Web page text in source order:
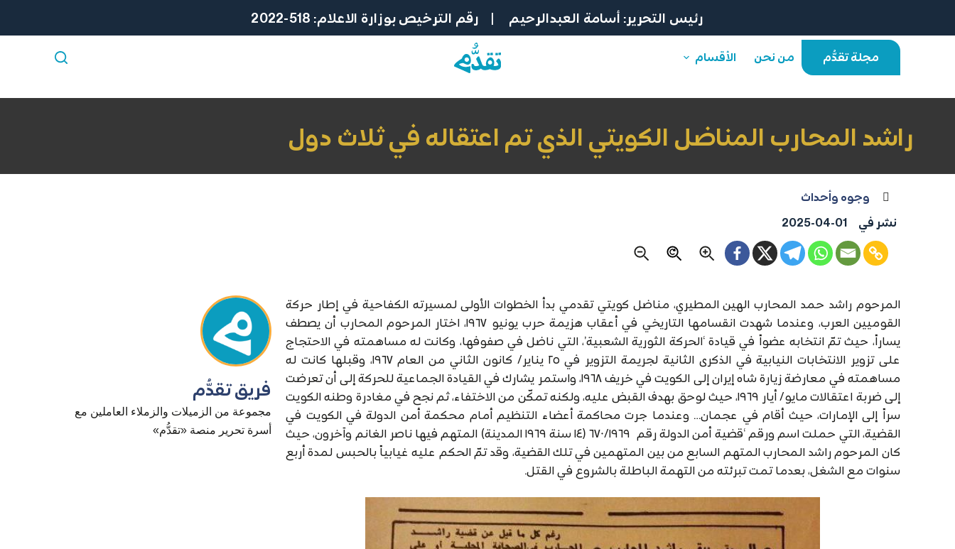
ل
رئيس التحرير: أسامة العبدالرحيم | رقم الترخيص بوزارة الاعلام: 518-2022
مجلة تقدُّم من نحن الأقسام
راشد المحارب المناضل الكويتي الذي تم اعتقاله في ثلاث دول
وجوه وأحداث
نشر في
2025-04-01
المرحوم راشد حمد المحارب الهين المطيري، مناضل كويتي تقدمي بدأ الخطوات الأولى لمسيرته الكفاحية في إطار حركة
القوميين العرب، وعندما شهدت انقسامها التاريخي في أعقاب هزيمة حرب يونيو ١٩٦٧، اختار المرحوم المحارب أن يصطف
يساراً، حيث تمّ انتخابه عضواً في قيادة ‘الحركة الثورية الشعبية’، التي ناضل في صفوفها، وكانت له مساهمته في الاحتجاج
على تزوير الانتخابات النيابية في الذكرى الثانية لجريمة التزوير في ٢٥ يناير/ كانون الثاني من العام ١٩٦٧، وقبلها كانت له
مساهمته في معارضة زيارة شاه إيران إلى الكويت في خريف ١٩٦٨، واستمر يشارك في القيادة الجماعية للحركة إلى أن تعرضت
إلى ضربة اعتقالات مايو/ أيار ١٩٦٩، حيث لوحق بهدف القبض عليه، ولكنه تمكّن من الاختفاء، ثم نجح في مغادرة وطنه الكويت
سراً إلى الإمارات، حيث أقام في عجمان… وعندما جرت محاكمة أعضاء التنظيم أمام محكمة أمن الدولة في الكويت في
القضية، التي حملت اسم ورقم ‘قضية أمن الدولة رقم ٦٧٠/١٩٦٩ (١٤ سنة ١٩٦٩ المدينة) المتهم فيها ناصر الغانم وآخرون، حيث
كان المرحوم راشد المحارب المتهم السابع من بين المتهمين في تلك القضية، وقد تمّ الحكم عليه غيابياً بالحبس لمدة أربع
سنوات مع الشغل، بعدما تمت تبرئته من التهمة الباطلة بالشروع في القتل.
فريق تقدُّم
مجموعة من الزميلات والزملاء العاملين مع
أسرة تحرير منصة «تقدُّم»